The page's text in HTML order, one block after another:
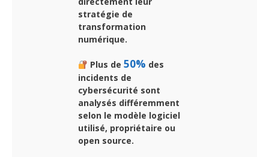
stratégie de
transformation
numérique.
Plus de 50% des
incidents de
cybersécurité sont
analysés différemment
selon le modèle logiciel
utilisé, propriétaire ou
open source.